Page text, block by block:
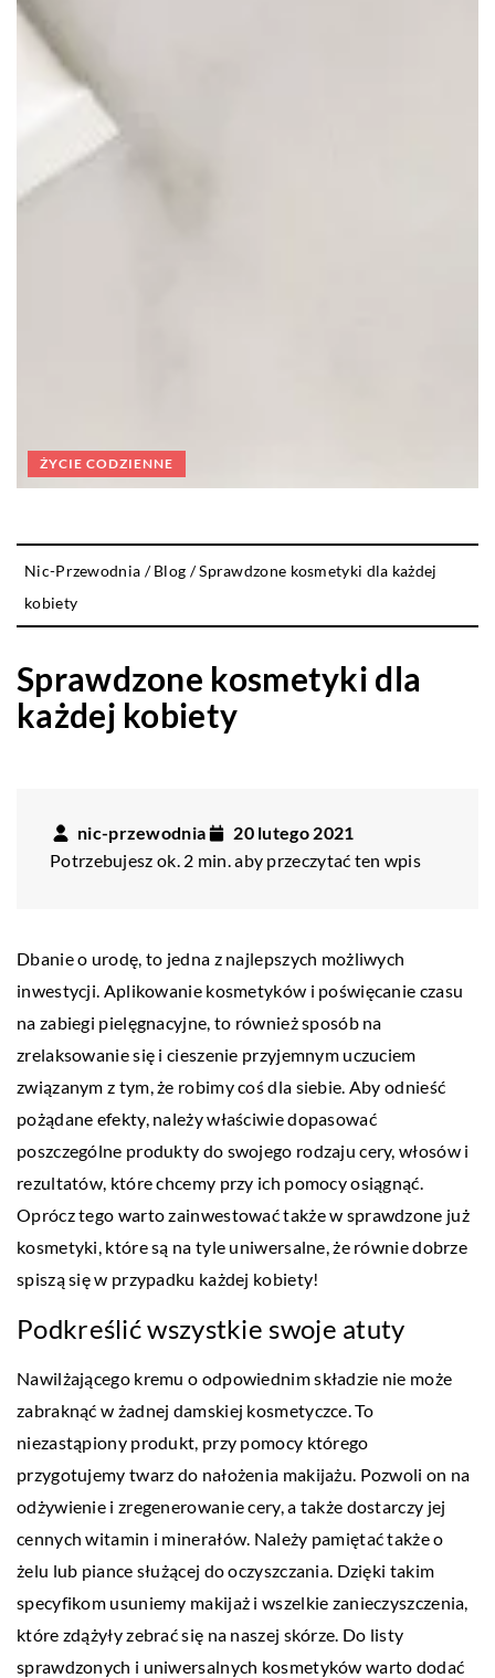
ŻYCIE CODZIENNE
Nic-Przewodnia /Blog /Sprawdzone kosmetyki dla każdej
kobiety
Sprawdzone kosmetyki dla
każdej kobiety
nic-przewodnia
20 lutego 2021
Potrzebujesz ok. 2 min. aby przeczytać ten wpis
Dbanie o urodę, to jedna z najlepszych możliwych
inwestycji. Aplikowanie kosmetyków i poświęcanie czasu
na zabiegi pielęgnacyjne, to również sposób na
zrelaksowanie się i cieszenie przyjemnym uczuciem
związanym z tym, że robimy coś dla siebie. Aby odnieść
pożądane efekty, należy właściwie dopasować
poszczególne produkty do swojego rodzaju cery, włosów i
rezultatów, które chcemy przy ich pomocy osiągnąć.
Oprócz tego warto zainwestować także w sprawdzone już
kosmetyki, które są na tyle uniwersalne, że równie dobrze
spiszą się w przypadku każdej kobiety!
Podkreślić wszystkie swoje atuty
Nawilżającego kremu o odpowiednim składzie nie może
zabraknąć w żadnej damskiej kosmetyczce. To
niezastąpiony produkt, przy pomocy którego
przygotujemy twarz do nałożenia makijażu. Pozwoli on na
odżywienie i zregenerowanie cery, a także dostarczy jej
cennych witamin i minerałów. Należy pamiętać także o
żelu lub piance służącej do oczyszczania. Dzięki takim
specyfikom usuniemy makijaż i wszelkie zanieczyszczenia,
które zdążyły zebrać się na naszej skórze. Do listy
sprawdzonych i uniwersalnych kosmetyków warto dodać